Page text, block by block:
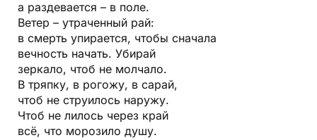
а раздевается – в поле.
Ветер – утраченный рай:
в смерть упирается, чтобы сначала
вечность начать. Убирай
зеркало, чтоб не молчало.
В тряпку, в рогожу, в сарай,
чтоб не струилось наружу.
Чтоб не лилось через край
всё, что морозило душу.